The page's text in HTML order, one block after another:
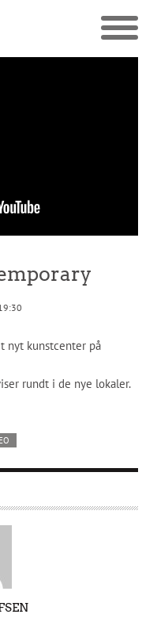
nyt kunstcenter på
rundt i de nye lokaler.